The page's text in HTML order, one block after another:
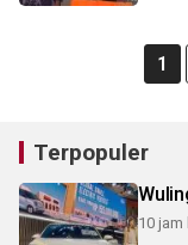
1
Terpopuler
10 jam